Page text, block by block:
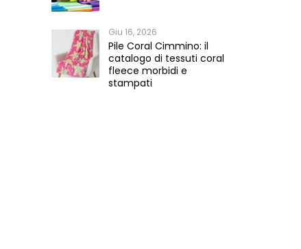
Giu 16, 2026
Pile Coral Cimmino: il
catalogo di tessuti coral
fleece morbidi e
stampati